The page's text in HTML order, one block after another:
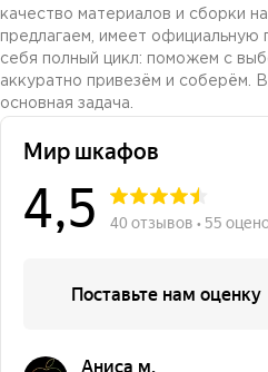
качество материалов и сборки
предлагаем, имеет
себя полный цикл: поможем с
аккуратно привезём и
основная задача.